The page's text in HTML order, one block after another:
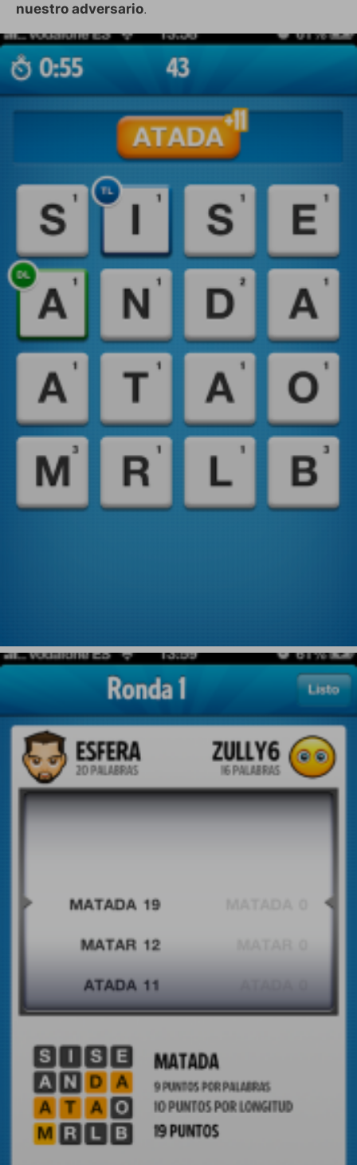
nuestro adversario.